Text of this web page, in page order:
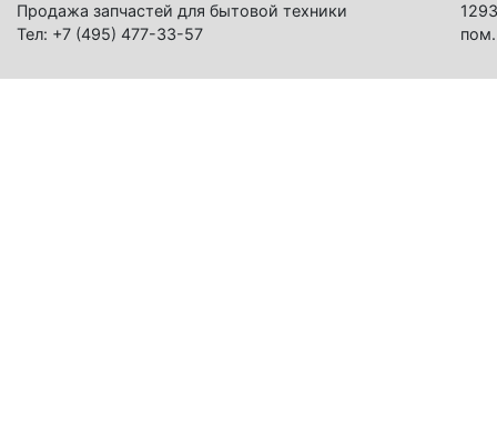
Продажа запчастей для бытовой техники
Тел: +7 (495) 477-33-57